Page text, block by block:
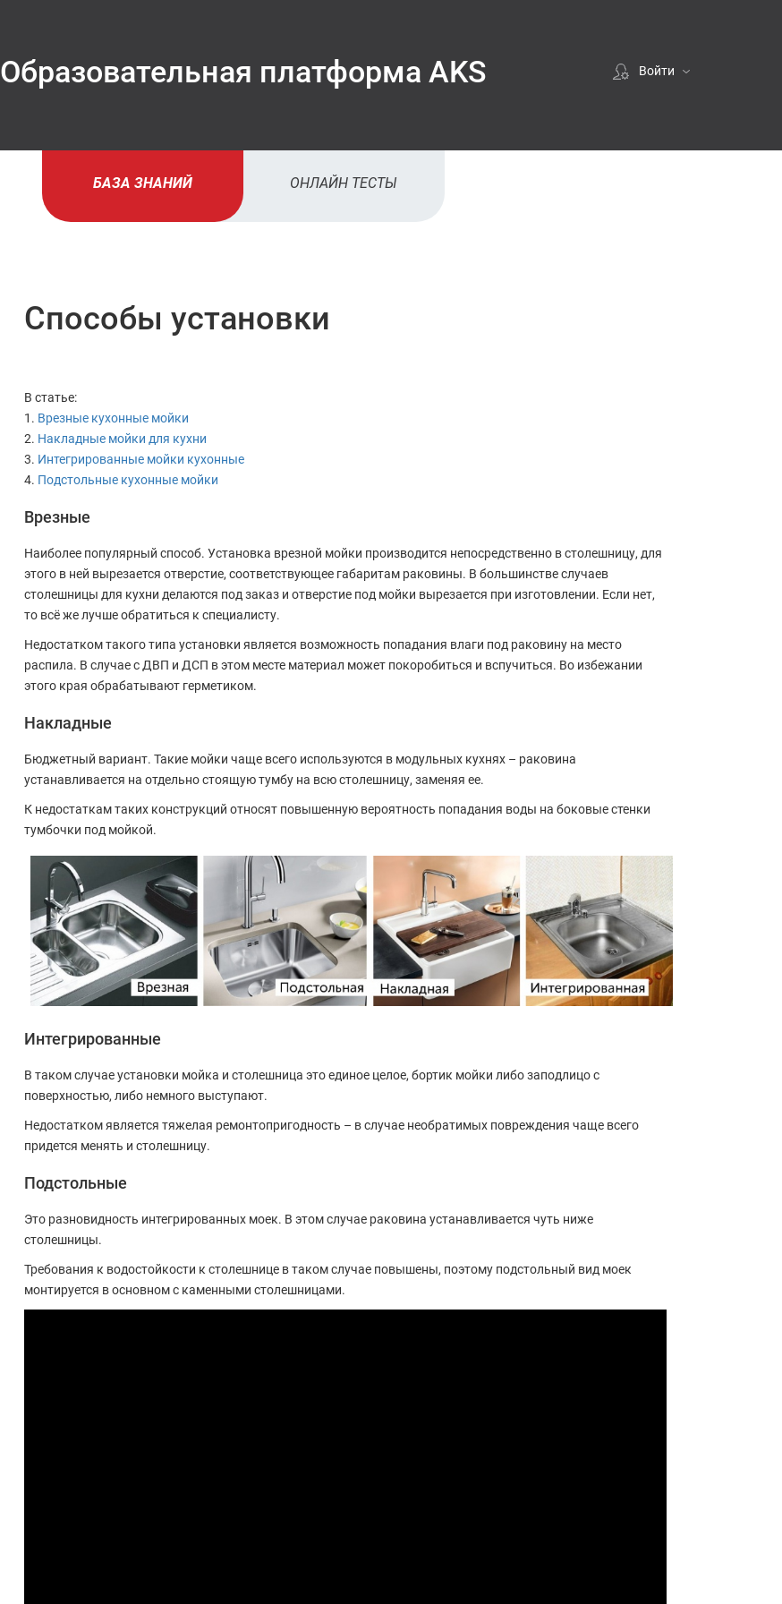
Образовательная платформа AKS Войти
розничные
БАЗА ЗНАНИЙ ОНЛАЙН ТЕСТЫ
Способы установки
В статье:
Врезные кухонные мойки
Накладные мойки для кухни
Интегрированные мойки кухонные
Подстольные кухонные мойки
Врезные
Наиболее популярный способ. Установка врезной мойки производится непосредственно в столешницу, для
этого в ней вырезается отверстие, соответствующее габаритам раковины. В большинстве случаев
столешницы для кухни делаются под заказ и отверстие под мойки вырезается при изготовлении. Если нет,
то всё же лучше обратиться к специалисту.
Недостатком такого типа установки является возможность попадания влаги под раковину на место
распила. В случае с ДВП и ДСП в этом месте материал может покоробиться и вспучиться. Во избежании
этого края обрабатывают герметиком.
Накладные
Бюджетный вариант. Такие мойки чаще всего используются в модульных кухнях – раковина
устанавливается на отдельно стоящую тумбу на всю столешницу, заменяя ее.
К недостаткам таких конструкций относят повышенную вероятность попадания воды на боковые стенки
тумбочки под мойкой.
Интегрированные
В таком случае установки мойка и столешница это единое целое, бортик мойки либо заподлицо с
поверхностью, либо немного выступают.
Недостатком является тяжелая ремонтопригодность – в случае необратимых повреждения чаще всего
придется менять и столешницу.
Подстольные
Это разновидность интегрированных моек. В этом случае раковина устанавливается чуть ниже
столешницы.
Требования к водостойкости к столешнице в таком случае повышены, поэтому подстольный вид моек
монтируется в основном с каменными столешницами.